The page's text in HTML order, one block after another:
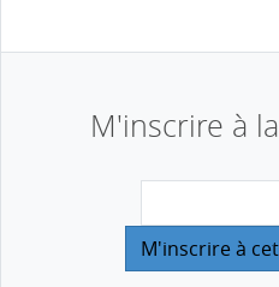
M'inscrire à la